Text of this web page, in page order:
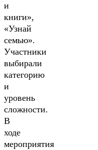
и
книги»,
«Узнай
семью».
Участники
выбирали
категорию
и
уровень
сложности.
В
ходе
мероприятия